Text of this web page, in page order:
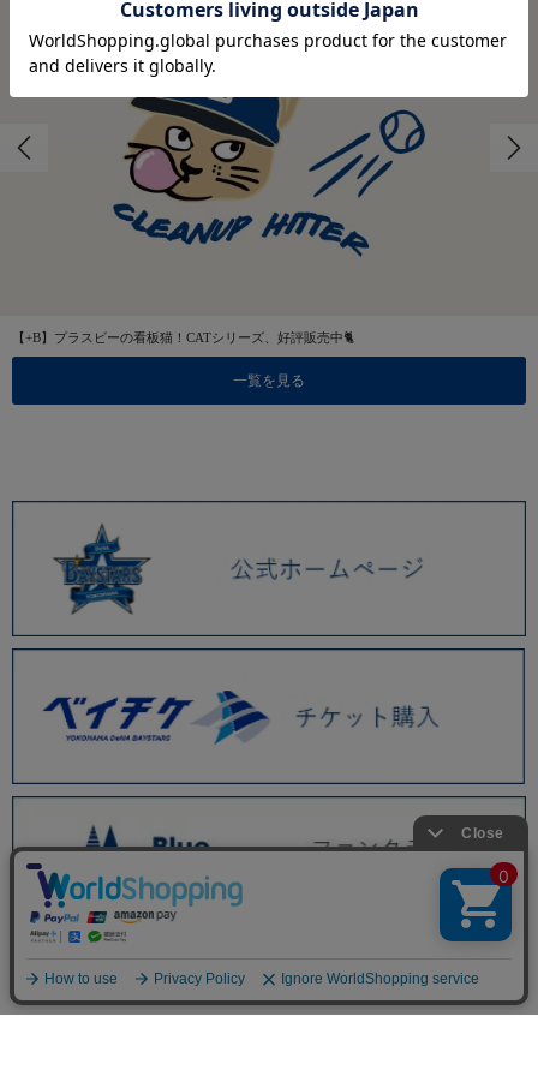
【+B】プラスビーの看板猫！CATシリーズ、好評販売中🐈
一覧を見る